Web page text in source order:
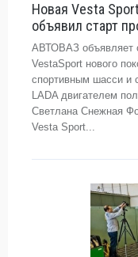
Новая Vesta
объявил старт
АВТОВАЗ объявляет
VestaSport нового
спортивным шасси и
LADA двигателем
Светлана Снежная
Vesta Sport...